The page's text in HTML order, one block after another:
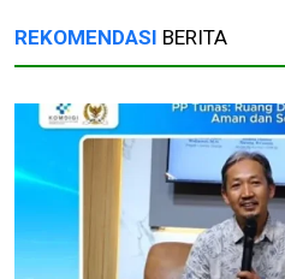
REKOMENDASI BERITA